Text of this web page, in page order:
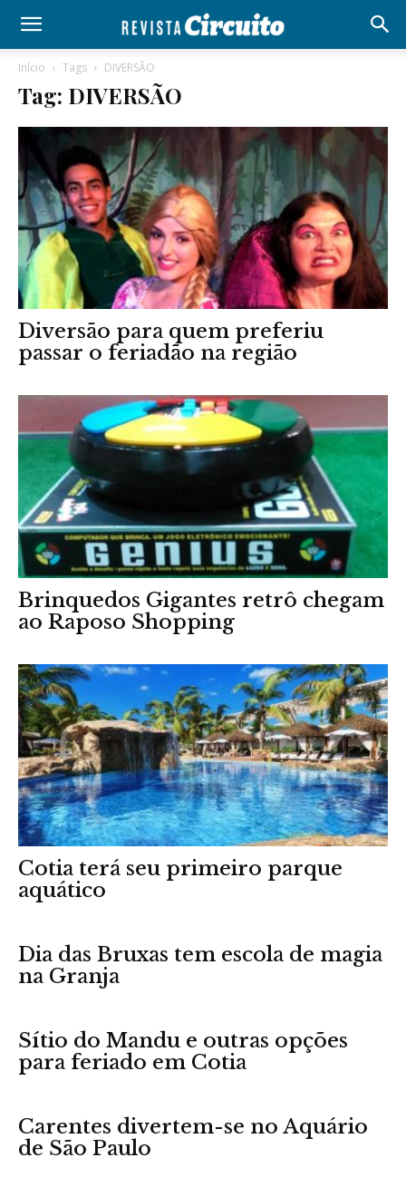
Início Tags DIVERSÃO
Tag: DIVERSÃO
Diversão para quem preferiu
passar o feriadão na região
Brinquedos Gigantes retrô chegam
ao Raposo Shopping
Cotia terá seu primeiro parque
aquático
Dia das Bruxas tem escola de magia
na Granja
Sítio do Mandu e outras opções
para feriado em Cotia
Carentes divertem-se no Aquário
de São Paulo